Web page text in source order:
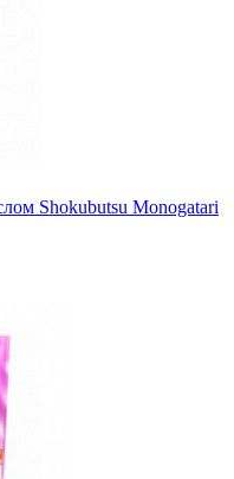
Shokubutsu Monogatari